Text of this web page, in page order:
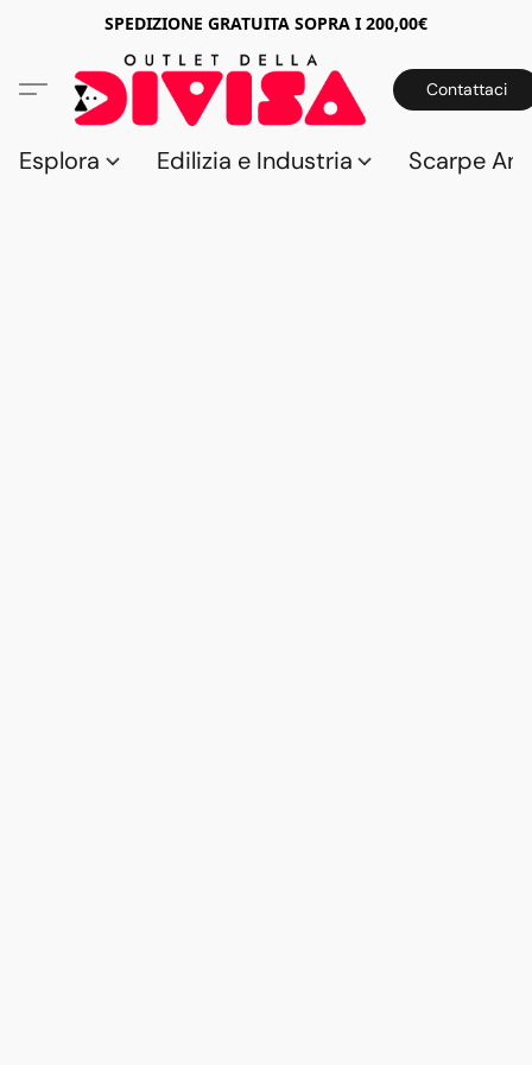
SPEDIZIONE GRATUITA SOPRA I 200,00€
Contattaci
Esplora Edilizia e Industria Scarpe